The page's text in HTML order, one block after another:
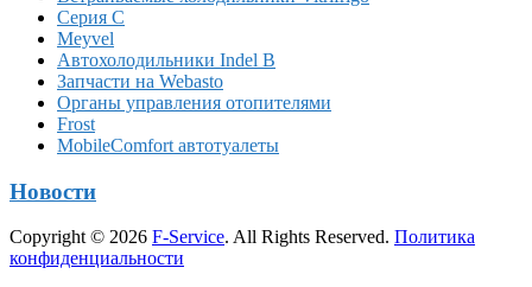
Серия C
Meyvel
Автохолодильники Indel B
Запчасти на Webasto
Органы управления отопителями
Frost
MobileComfort автотуалеты
Новости
Copyright © 2026 F-Service. All Rights Reserved. Политика
конфиденциальности